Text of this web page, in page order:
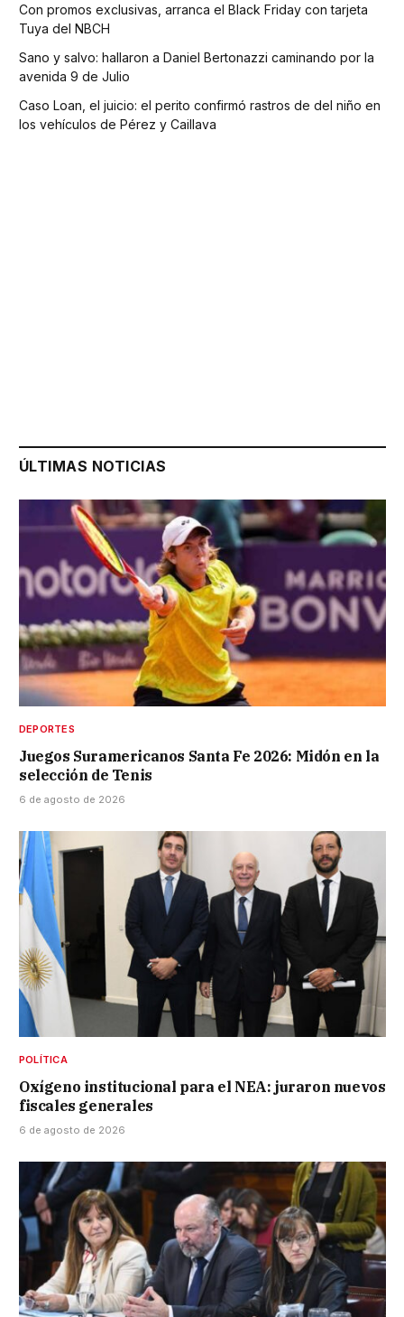
Con promos exclusivas, arranca el Black Friday con tarjeta
Tuya del NBCH
Sano y salvo: hallaron a Daniel Bertonazzi caminando por la
avenida 9 de Julio
Caso Loan, el juicio: el perito confirmó rastros de del niño en
los vehículos de Pérez y Caillava
ÚLTIMAS NOTICIAS
DEPORTES
Juegos Suramericanos Santa Fe 2026: Midón en la
selección de Tenis
6 de agosto de 2026
POLÍTICA
Oxígeno institucional para el NEA: juraron nuevos
fiscales generales
6 de agosto de 2026